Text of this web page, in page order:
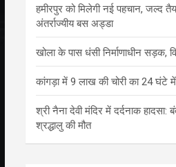
हमीरपुर को मिलेगी नई पहचान, जल्द
अंतर्राज्यीय बस अड्डा
खोला के पास धंसी निर्माणाधीन सड़क,
कांगड़ा में 9 लाख की चोरी का 24 घंटे में
श्री नैना देवी मंदिर में दर्दनाक
श्रद्धालु की मौत